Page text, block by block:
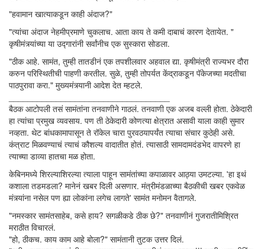
"हवामान खात्याकडून काही अंदाज?"
"त्यांचा अंदाज नेहमीप्रमाणे चुकलाच. आता काय ते कमी दाबाचं कारण देतायेत. "
कृषीमंत्र्यांच्या या उद्गारांनी सर्वांनीच एक सुस्कारा सोडला.
"ठीक आहे. सामंत, तुम्ही तातडीनं एक तपशीलवार अहवाल द्या. कृषीमंत्री राज्यभर दौरा
करुन परिस्थितीची पाहणी करतील. सुळे, तुम्ही तोपर्यत केंद्राकडून पॅकेजच्या मदतीचा
पाठपुरावा करा." मुख्यमंत्र्यानी आदेश देत म्हटले.
बैठक आटोपली तसं सामंतांना तनवाणीने गाठलं. तनवाणी एक अजब वल्ली होता. ठेकेदारी
हा त्यांचा प्रमुख व्यवसाय. पण ती ठेकेदारी कोणत्या क्षेत्रात असावी याला काही सुमार
नव्हता. थेट बांधकामापासून ते रॉकेल चारा पुरवठयापर्यंत त्याचा संचार कुठेही असे.
कंत्राट मिळवण्याचं त्याचं कौशल्य वादातीत होतं. त्यासाठी सामदामदंडभेद वापरणे हा
त्याच्या डाव्या हातचा मळ होता.
केबिनमध्ये शिरल्याशिरल्या त्याला पाहून सामंतांच्या कपाळावर आठ्या उमटल्या. 'हा इथं
कशाला तडमडला? मानेनं खबर दिली असणार. मंत्रीमंडळाच्या बैठकीची खबर एकवेळ
मंत्र्यांना नसेल पण ह्या लोकांना लगेच लागते' सामंत मनोमन वैतागले.
"नमस्कार सामंतसाहेब, कसे हाय? सगळीकडे ठीक छे?" तनवाणीनं गुजरातीमिश्रित
मराठीत विचारलं.
"हो, ठीकच. काय काम आहे बोला?" सामंतानी तुटक उत्तर दिलं.